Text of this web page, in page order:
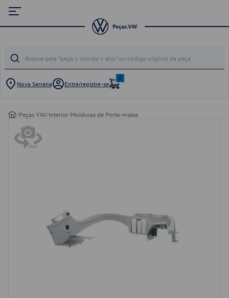
Nova Serrana Entre/registre-se
0
/Peças VW/Interior/Molduras de Porta-malas